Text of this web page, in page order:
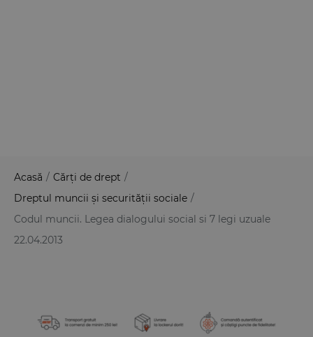
Acasă / Cărți de drept /
Dreptul muncii și securității sociale /
Codul muncii. Legea dialogului social si 7 legi uzuale
22.04.2013